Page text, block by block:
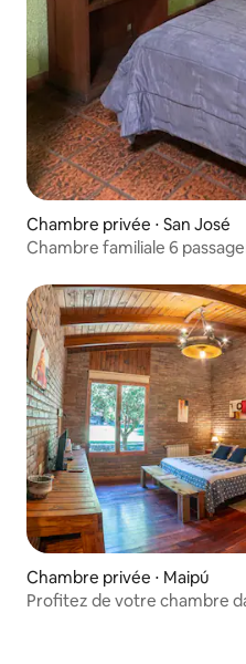
Chambre privée ⋅ San José
Chambre familiale 6
Chambre privée ⋅ Maipú
Profitez de votre chambre